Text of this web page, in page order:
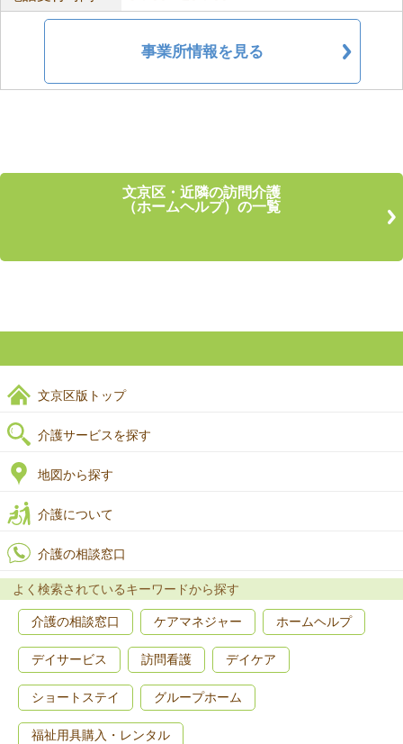
事業所情報を見る
文京区・近隣の訪問介護
（ホームヘルプ）の一覧
文京区版トップ
介護サービスを探す
地図から探す
介護について
介護の相談窓口
よく検索されているキーワードから探す
介護の相談窓口 ケアマネジャー ホームヘルプ
デイサービス 訪問看護 デイケア
ショートステイ グループホーム
福祉用具購入・レンタル